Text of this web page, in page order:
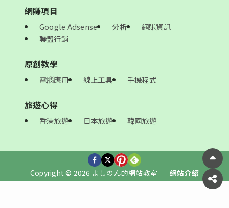
網賺項目
Google Adsense 分析
網賺資訊
聯盟行銷
原創教學
電腦應用 線上工具 手機程式
旅遊心得
香港旅遊 日本旅遊 韓國旅遊
Copyright © 2026 よしのん的網站教室 網站介紹